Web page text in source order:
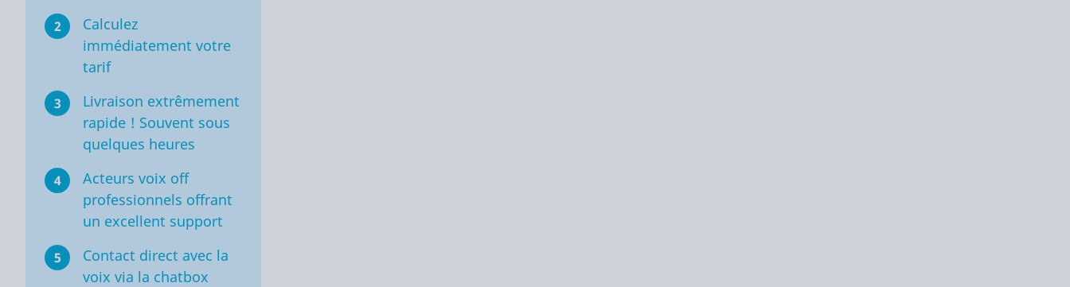
2
Calculez
immédiatement votre
tarif
3
Livraison extrêmement
rapide ! Souvent sous
quelques heures
4
Acteurs voix off
professionnels offrant
un excellent support
5
Contact direct avec la
voix via la chatbox